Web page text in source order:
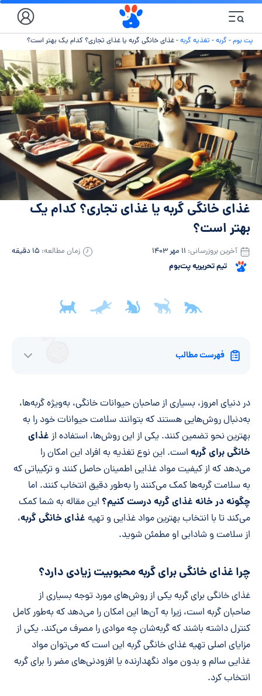
پت بوم-گربه- تغذیه گربه-غذای خانگی گربه یا غذای تجاری؟ کدام یک بهتر است؟
غذای خانگی گربه یا غذای تجاری؟ کدام یک
بهتر است؟
تیم تحریریه پت‌بوم
آخرین بروزرسانی: ۱۱ مهر ۱۴۰۳ زمان مطالعه: ۱۵ دقیقه
فهرست مطالب
در دنیای امروز، بسیاری از صاحبان حیوانات خانگی، به‌ویژه گربه‌ها،
به‌دنبال روش‌هایی هستند که بتوانند سلامت حیوانات خود را به
بهترین نحو تضمین کنند. یکی از این روش‌ها، استفاده از غذای
خانگی برای گربه‌ است. این نوع تغذیه به افراد این امکان را
می‌دهد که از کیفیت مواد غذایی اطمینان حاصل کنند و ترکیباتی که
به سلامت گربه‌ها کمک می‌کنند را به‌طور دقیق انتخاب کنند. اما
چگونه در خانه غذای گربه درست کنیم؟ این مقاله به شما کمک
می‌کند تا با انتخاب بهترین مواد غذایی و تهیه غذای خانگی گربه،
از سلامت و شادابی او مطمئن شوید.
چرا غذای خانگی برای گربه محبوبیت زیادی دارد؟
غذای خانگی برای گربه یکی از روش‌های مورد توجه بسیاری از
صاحبان گربه است، زیرا به آن‌ها این امکان را می‌دهد که به‌طور کامل
کنترل داشته باشند که گربه‌شان چه موادی را مصرف می‌کند. یکی از
مزایای اصلی تهیه غذای خانگی گربه این است که می‌توان مواد
غذایی سالم و بدون مواد نگهدارنده یا افزودنی‌های مضر را برای گربه
انتخاب کرد.